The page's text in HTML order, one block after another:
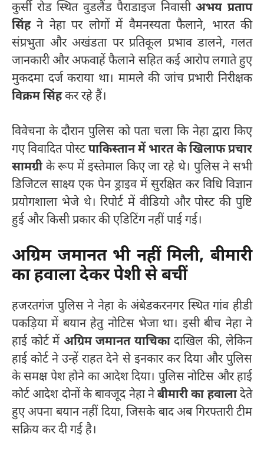
कुर्सी रोड स्थित वुडलैंड पैराडाइज निवासीअभय प्रताप
सिंहने नेहा पर लोगों में वैमनस्यता फैलाने, भारत की
संप्रभुता और अखंडता पर प्रतिकूल प्रभाव डालने, गलत
जानकारी और अफवाहें फैलाने सहित कई आरोप लगाते हुए
मुकदमा दर्ज कराया था। मामले की जांच प्रभारी निरीक्षक
विक्रम सिंहकर रहे हैं।
विवेचना के दौरान पुलिस को पता चला कि नेहा द्वारा किए
गए विवादित पोस्टपाकिस्तान में भारत के खिलाफ प्रचार
सामग्रीके रूप में इस्तेमाल किए जा रहे थे। पुलिस ने सभी
डिजिटल साक्ष्य एक पेन ड्राइव में सुरक्षित कर विधि विज्ञान
प्रयोगशाला भेजे थे। रिपोर्ट में वीडियो और पोस्ट की पुष्टि
हुई और किसी प्रकार की एडिटिंग नहीं पाई गई।
अग्रिम जमानत भी नहीं मिली, बीमारी
का हवाला देकर पेशी से बचीं
हजरतगंज पुलिस ने नेहा के अंबेडकरनगर स्थित गांव हीडी
पकड़िया में बयान हेतु नोटिस भेजा था। इसी बीच नेहा ने
हाई कोर्ट में अग्रिम जमानत याचिकादाखिल की, लेकिन
हाई कोर्ट ने उन्हें राहत देने से इनकार कर दिया और पुलिस
के समक्ष पेश होने का आदेश दिया। पुलिस नोटिस और हाई
कोर्ट आदेश दोनों के बावजूद नेहा नेबीमारी का हवालादेते
हुए अपना बयान नहीं दिया, जिसके बाद अब गिरफ्तारी टीम
सक्रिय कर दी गई है।